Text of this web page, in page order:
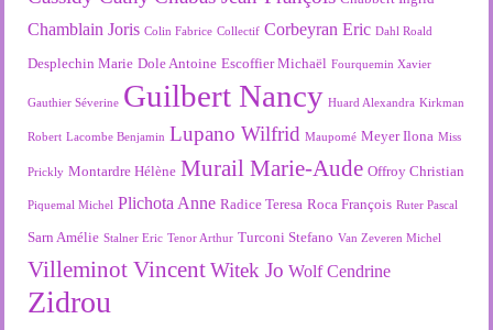
Chamblain Joris Colin Fabrice Collectif Corbeyran Eric Dahl Roald
Desplechin Marie Dole Antoine Escoffier Michaël Fourquemin Xavier
Gauthier Séverine Guilbert Nancy Huard Alexandra Kirkman
Robert Lacombe Benjamin Lupano Wilfrid Maupomé Meyer Ilona Miss
Prickly Montardre Hélène Murail Marie-Aude Offroy Christian
Piquemal Michel Plichota Anne Radice Teresa Roca François Ruter Pascal
Sarn Amélie Stalner Eric Tenor Arthur Turconi Stefano Van Zeveren Michel
Villeminot Vincent Witek Jo Wolf Cendrine
Zidrou